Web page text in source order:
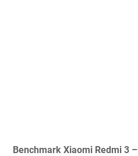
Benchmark Xiaomi Redmi 3 –